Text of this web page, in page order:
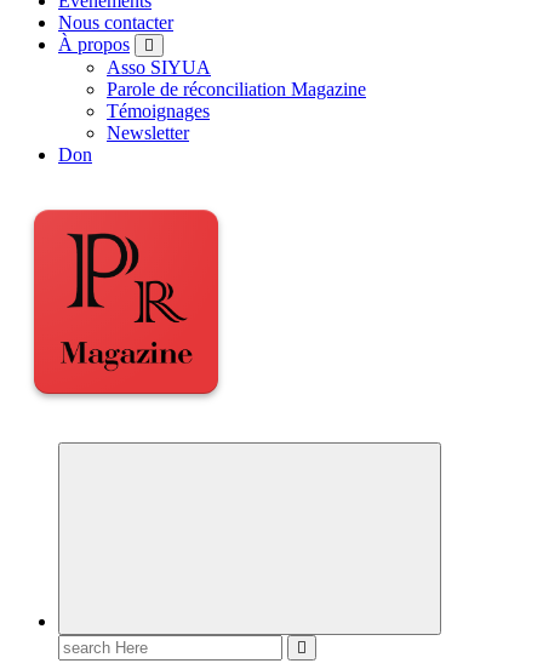
Nous contacter
À propos
Asso SIYUA
Parole de réconciliation Magazine
Témoignages
Newsletter
Don